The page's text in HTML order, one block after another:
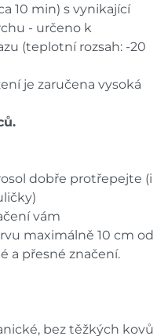
10 min) s vynikající
- určeno k
(teplotní rozsah: -20
je zaručena vysoká
dobře protřepejte (i
vám
maximálně 10 cm od
a přesné značení.
bez těžkých kovů